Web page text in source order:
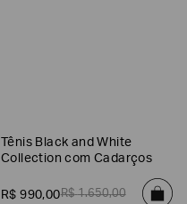
Tênis Black and White
Collection com Cadarços
R$ 990,00R$ 1.650,00